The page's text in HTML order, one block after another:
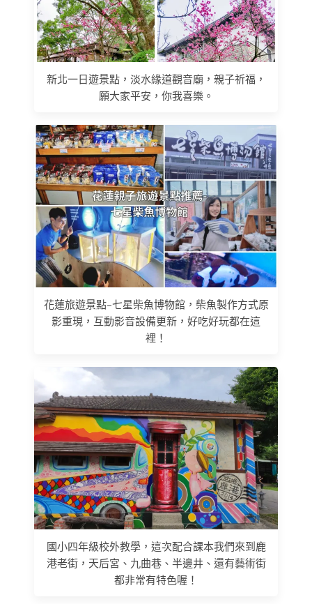
新北一日遊景點，淡水緣道觀音廟，親子祈福，
願大家平安，你我喜樂。
花蓮旅遊景點–七星柴魚博物館，柴魚製作方式原
影重現，互動影音設備更新，好吃好玩都在這
裡！
國小四年級校外教學，這次配合課本我們來到鹿
港老街，天后宮、九曲巷、半邊井、還有藝術街
都非常有特色喔！